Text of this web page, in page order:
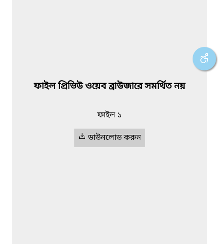
ফাইল প্রিভিউ ওয়েব ব্রাউজারে সমর্থিত নয়
ফাইল ১
ডাউনলোড করুন